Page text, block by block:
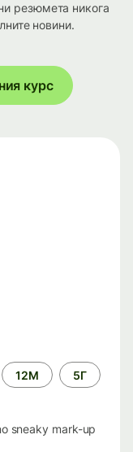
резюмета никога
новини.
курс
12М 5Г
sneaky mark-up